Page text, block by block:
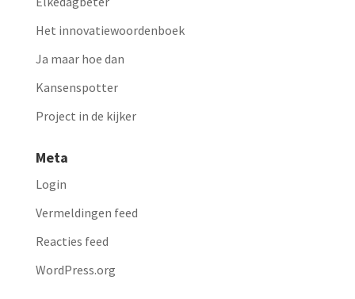
Het innovatiewoordenboek
Ja maar hoe dan
Kansenspotter
Project in de kijker
Meta
Login
Vermeldingen feed
Reacties feed
WordPress.org